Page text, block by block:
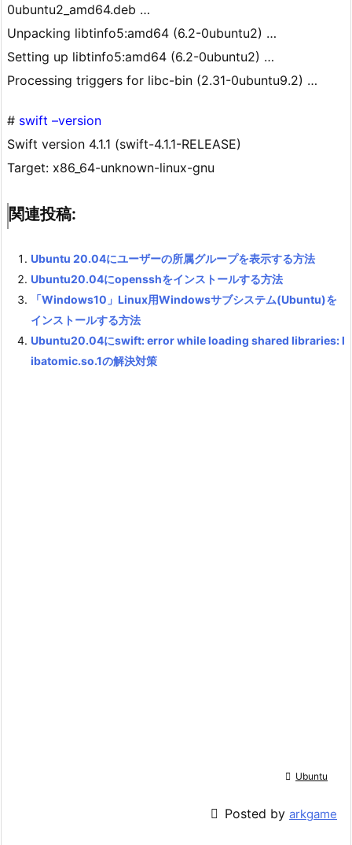
0ubuntu2_amd64.deb …
Unpacking libtinfo5:amd64 (6.2-0ubuntu2) …
Setting up libtinfo5:amd64 (6.2-0ubuntu2) …
Processing triggers for libc-bin (2.31-0ubuntu9.2) …
# swift –version
Swift version 4.1.1 (swift-4.1.1-RELEASE)
Target: x86_64-unknown-linux-gnu
関連投稿:
Ubuntu 20.04にユーザーの所属グループを表示する方法
Ubuntu20.04にopensshをインストールする方法
「Windows10」Linux用Windowsサブシステム(Ubuntu)を
インストールする方法
Ubuntu20.04にswift: error while loading shared libraries: l
ibatomic.so.1の解決対策
 Ubuntu
 Posted by arkgame